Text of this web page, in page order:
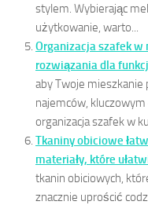
stylem. Wybierając
użytkowanie, warto...
Organizacja szafek
rozwiązania dla
aby Twoje mieszkanie
najemców,
organizacja szafek w
Tkaniny obiciowe
materiały, które
tkanin obiciowych,
znacznie uprościć